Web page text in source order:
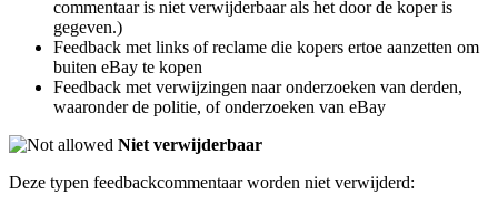
commentaar is niet verwijderbaar als het door de koper is
gegeven.)
Feedback met links of reclame die kopers ertoe aanzetten om
buiten eBay te kopen
Feedback met verwijzingen naar onderzoeken van derden,
waaronder de politie, of onderzoeken van eBay
Niet verwijderbaar
Deze typen feedbackcommentaar worden niet verwijderd: